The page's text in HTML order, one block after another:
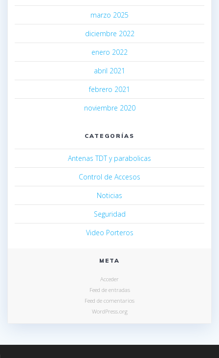
marzo 2025
diciembre 2022
enero 2022
abril 2021
febrero 2021
noviembre 2020
CATEGORÍAS
Antenas TDT y parabolicas
Control de Accesos
Noticias
Seguridad
Video Porteros
META
Acceder
Feed de entradas
Feed de comentarios
WordPress.org